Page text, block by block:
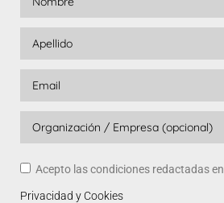
Acepto las condiciones redactadas en
Privacidad y Cookies